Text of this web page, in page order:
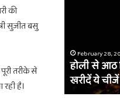
की
सुजीत बसु
तरीके से
है।
है होलाष्टक, भूल से भी न